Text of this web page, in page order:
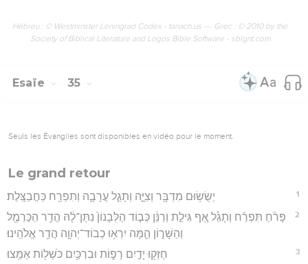
Hébreu : © Westminster Leningrad Codex - tanach.us --- Grec : © 2010 by the
Society of Biblical Literature and Logos Bible Software - sblgnt.com
Esaïe 35
Seuls les Évangiles sont disponibles en vidéo pour le moment.
Le grand retour
1 יְשֻׂשׂ֥וּם מִדְבָּ֖ר וְצִיָּ֑ה וְתָגֵ֧ל עֲרָבָ֛ה וְתִפְרַ֖ח כַּחֲבַצָּֽלֶת׃
2
פָּרֹ֨חַ תִּפְרַ֜ח וְתָגֵ֗ל אַ֚ף גִּילַ֣ת וְרַנֵּ֔ן כְּב֤וֹד הַלְּבָנוֹן֙ נִתַּן־לָ֔הּ הֲדַ֥ר הַכַּרְמֶ֖ל
וְהַשָּׁר֑וֹן הֵ֛מָּה יִרְא֥וּ כְבוֹד־יְהוָ֖ה הֲדַ֥ר אֱלֹהֵֽינוּ׃
3 חַזְּק֖וּ יָדַ֣יִם רָפ֑וֹת וּבִרְכַּ֥יִם כֹּשְׁל֖וֹת אַמֵּֽצוּ׃